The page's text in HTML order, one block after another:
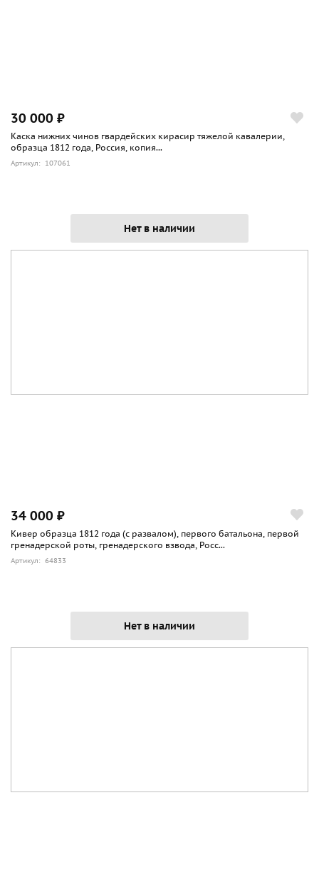
30 000 ₽
Каска нижних чинов гвардейских кирасир тяжелой кавалерии,
образца 1812 года, Россия, копия...
Артикул: 107061
Нет в наличии
34 000 ₽
Кивер образца 1812 года (с развалом), первого батальона, первой
гренадерской роты, гренадерского взвода, Росс...
Артикул: 64833
Нет в наличии